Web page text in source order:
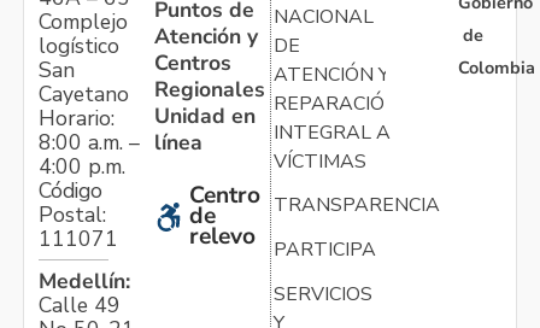
Complejo
logístico
San
Cayetano
Horario:
8:00 a.m. –
4:00 p.m.
Código
Postal:
111071
Medellín:
Calle 49
Puntos de
Atención y
Centros
Regionales
Unidad en
línea
Centro
de
relevo
NACIONAL
DE
ATENCIÓN Y
REPARACIÓN
INTEGRAL A
VÍCTIMAS
TRANSPARENCIA
PARTICIPA
SERVICIOS
de
Colombia